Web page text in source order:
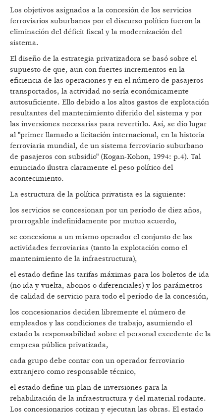
Los objetivos asignados a la concesión de los servicios
ferroviarios suburbanos por el discurso político fueron la
eliminación del déficit fiscal y la modernización del
sistema.
El diseño de la estrategia privatizadora se basó sobre el
supuesto de que, aun con fuertes incrementos en la
eficiencia de las operaciones y en el número de pasajeros
transportados, la actividad no sería económicamente
autosuficiente. Ello debido a los altos gastos de explotación
resultantes del mantenimiento diferido del sistema y por
las inversiones necesarias para revertirlo. Así, se dio lugar
al "primer llamado a licitación internacional, en la historia
ferroviaria mundial, de un sistema ferroviario suburbano
de pasajeros con subsidio" (Kogan-Kohon, 1994: p.4). Tal
enunciado ilustra claramente el peso político del
acontecimiento.
La estructura de la política privatista es la siguiente:
los servicios se concesionan por un período de diez años,
prorrogable indefinidamente por mutuo acuerdo,
se concesiona a un mismo operador el conjunto de las
actividades ferroviarias (tanto la explotación como el
mantenimiento de la infraestructura),
el estado define las tarifas máximas para los boletos de ida
(no ida y vuelta, abonos o diferenciales) y los parámetros
de calidad de servicio para todo el período de la concesión,
los concesionarios deciden libremente el número de
empleados y las condiciones de trabajo, asumiendo el
estado la responsabilidad sobre el personal excedente de la
empresa pública privatizada,
cada grupo debe contar con un operador ferroviario
extranjero como responsable técnico,
el estado define un plan de inversiones para la
rehabilitación de la infraestructura y del material rodante.
Los concesionarios cotizan y ejecutan las obras. El estado